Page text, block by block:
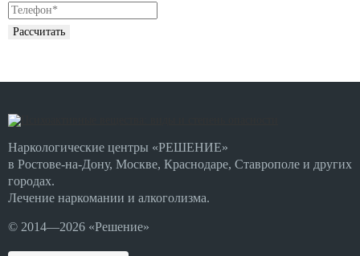
Рассчитать
Наркологические центры «РЕШЕНИЕ»
в Ростове-на-Дону, Москве, Краснодаре, Ставрополе и других
городах.
Лечение наркомании и алкоголизма.
© 2014—2026 «Решение»